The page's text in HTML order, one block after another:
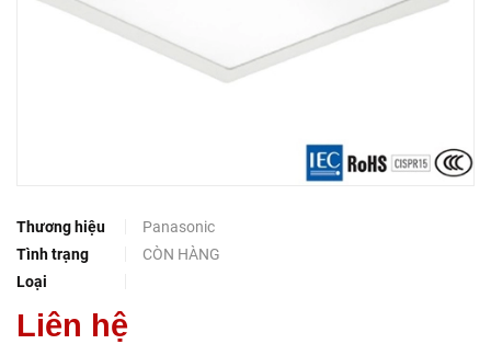
Thương hiệu
Panasonic
Tình trạng
CÒN HÀNG
Loại
Liên hệ